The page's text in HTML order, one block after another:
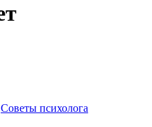
Советы психолога